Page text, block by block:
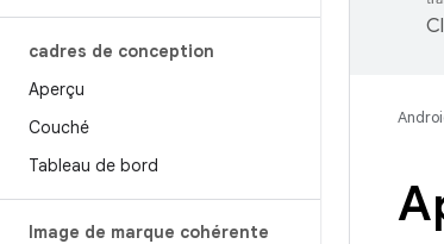
cadres de conception
Aperçu
Couché
Tableau de bord
Image de marque cohérente